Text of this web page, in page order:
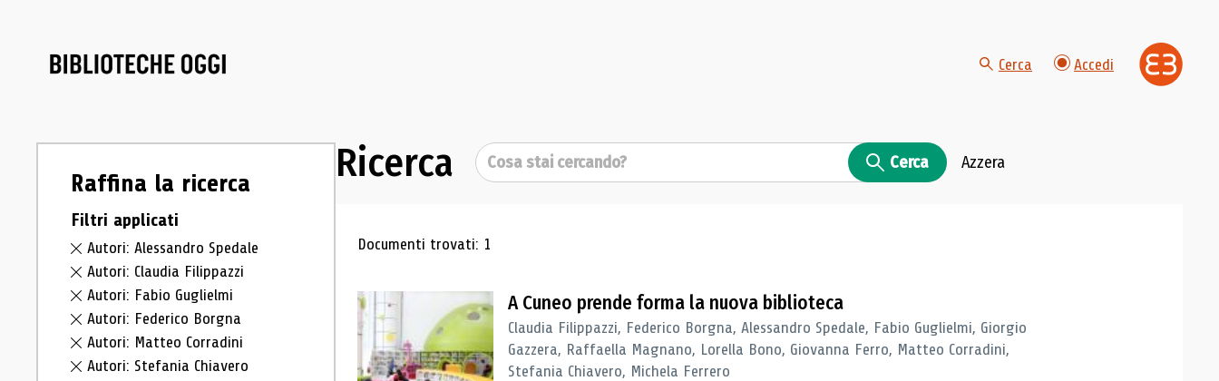
Cerca Accedi
Raffina la ricerca
Filtri applicati
Autori: Alessandro Spedale
Autori: Claudia Filippazzi
Autori: Fabio Guglielmi
Autori: Federico Borgna
Autori: Matteo Corradini
Autori: Stefania Chiavero
Ricerca Cerca Cerca Azzera
Risultati di ricerca
Documenti trovati: 1
A Cuneo prende forma la nuova biblioteca
Claudia Filippazzi, Federico Borgna, Alessandro Spedale, Fabio Guglielmi, Giorgio
Gazzera, Raffaella Magnano, Lorella Bono, Giovanna Ferro, Matteo Corradini,
Stefania Chiavero, Michela Ferrero